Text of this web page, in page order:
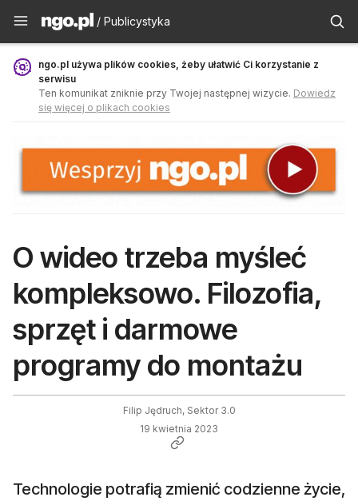
Publicystyka - ngo.pl
/ Publicystyka
ngo.pl używa plików cookies, żeby ułatwić Ci korzystanie z
serwisu
Ten komunikat zniknie przy Twojej następnej wizycie. Dowiedz
się więcej o plikach cookies
O wideo trzeba myśleć
kompleksowo. Filozofia,
sprzęt i darmowe
programy do montażu
Filip Jędruch, Sektor 3.0
19 kwietnia 2023
Technologie potrafią zmienić codzienne życie,